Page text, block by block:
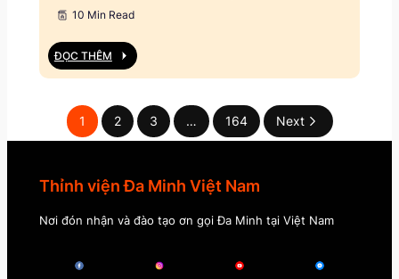
10 Min Read
ĐỌC THÊM
1 2 3 … 164 Next
Thỉnh viện Đa Minh Việt Nam
Nơi đón nhận và đào tạo ơn gọi Đa Minh tại Việt Nam